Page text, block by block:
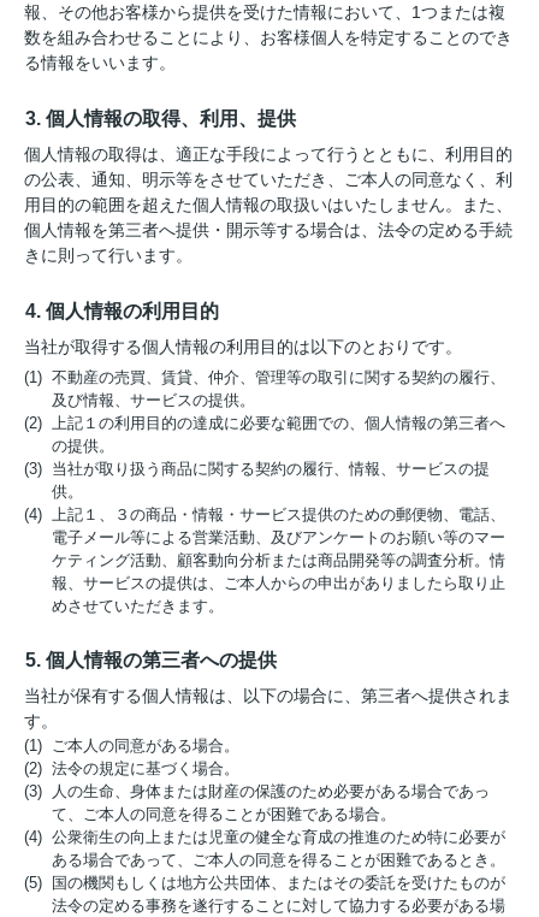
報、その他お客様から提供を受けた情報において、1つまたは複
数を組み合わせることにより、お客様個人を特定することのでき
る情報をいいます。
3. 個人情報の取得、利用、提供
個人情報の取得は、適正な手段によって行うとともに、利用目的
の公表、通知、明示等をさせていただき、ご本人の同意なく、利
用目的の範囲を超えた個人情報の取扱いはいたしません。また、
個人情報を第三者へ提供・開示等する場合は、法令の定める手続
きに則って行います。
4. 個人情報の利用目的
当社が取得する個人情報の利用目的は以下のとおりです。
(1) 不動産の売買、賃貸、仲介、管理等の取引に関する契約の履行、
及び情報、サービスの提供。
(2) 上記１の利用目的の達成に必要な範囲での、個人情報の第三者へ
の提供。
(3) 当社が取り扱う商品に関する契約の履行、情報、サービスの提
供。
(4) 上記１、３の商品・情報・サービス提供のための郵便物、電話、
電子メール等による営業活動、及びアンケートのお願い等のマー
ケティング活動、顧客動向分析または商品開発等の調査分析。情
報、サービスの提供は、ご本人からの申出がありましたら取り止
めさせていただきます。
5. 個人情報の第三者への提供
当社が保有する個人情報は、以下の場合に、第三者へ提供されま
す。
(1) ご本人の同意がある場合。
(2) 法令の規定に基づく場合。
(3) 人の生命、身体または財産の保護のため必要がある場合であっ
て、ご本人の同意を得ることが困難である場合。
(4) 公衆衛生の向上または児童の健全な育成の推進のため特に必要が
ある場合であって、ご本人の同意を得ることが困難であるとき。
(5) 国の機関もしくは地方公共団体、またはその委託を受けたものが
法令の定める事務を遂行することに対して協力する必要がある場